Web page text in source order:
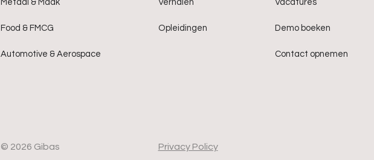
Metaal & Maak
Food & FMCG
Automotive & Aerospace
© 2026 Gibas
Verhalen
Opleidingen
Privacy Policy
Vacatures
Demo boeken
Contact opnemen